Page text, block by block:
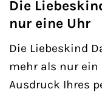
Die
nur eine Uhr
Die Liebeskind
mehr als nur ein
Ausdruck Ihres